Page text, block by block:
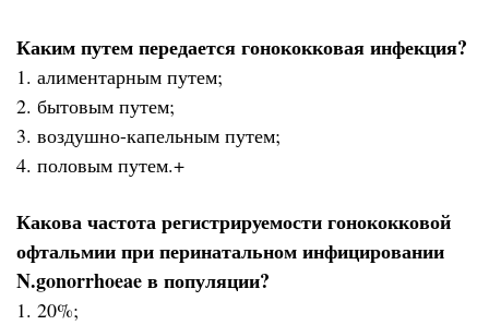
Каким путем передается гонококковая инфекция?
1. алиментарным путем;
2. бытовым путем;
3. воздушно-капельным путем;
4. половым путем.+
Какова частота регистрируемости гонококковой
офтальмии при перинатальном инфицировании
N.gonorrhoeae в популяции?
1. 20%;